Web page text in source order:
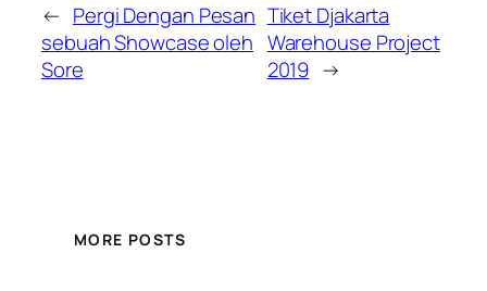
← Pergi Dengan Pesan
sebuah Showcase oleh
Sore
Tiket Djakarta
Warehouse Project
2019 →
MORE POSTS